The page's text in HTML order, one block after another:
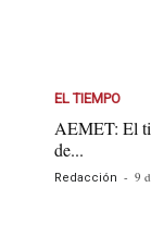
EL TIEMPO
AEMET: El
de...
Redacción - 9